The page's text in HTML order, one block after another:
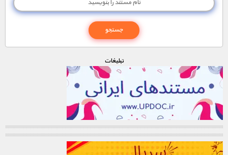
تبليغات